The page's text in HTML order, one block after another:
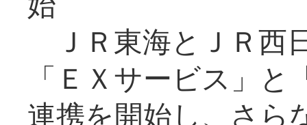
ＪＲ東海とＪＲ西
「ＥＸサービス」
連携を開始し、さら